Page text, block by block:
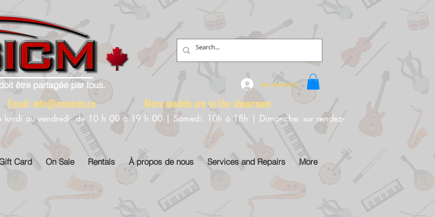
être partagée par tous. Se connecter
Email: info@musicm.caMore models are in the showroom
lundi au vendredi: de 10 h 00 à 19 h 00 | Samedi: 10h à 18h | Dimanche: sur rendez-
Card On Sale Rentals À propos de nous Services and Repairs More